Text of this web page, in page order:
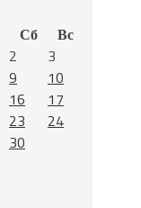
Сб
Вс
2
3
9
10
16
17
23
24
30